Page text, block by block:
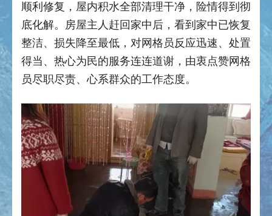
顺利修复，屋内积水全部清理干净，险情得到彻
底化解。房屋主人赶回家中后，看到家中已恢复
整洁、损失降至最低，对网格员反应迅速、处置
得当、热心为民的服务连连道谢，由衷点赞网格
员尽职尽责、心系群众的工作态度。